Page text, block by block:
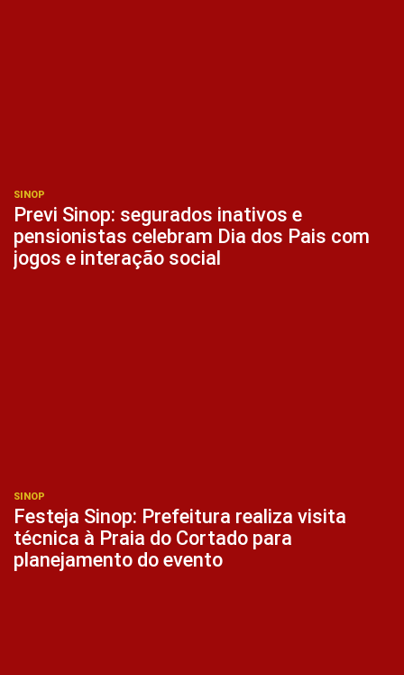
SINOP
Previ Sinop: segurados inativos e
pensionistas celebram Dia dos Pais com
jogos e interação social
SINOP
Festeja Sinop: Prefeitura realiza visita
técnica à Praia do Cortado para
planejamento do evento